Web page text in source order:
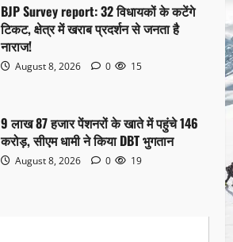
BJP Survey report: 32 विधायकों के कटेंगे
टिकट, क्षेत्र में खराब प्रदर्शन से जनता है
नाराज!
August 8, 2026 0 15
9 लाख 87 हजार पेंशनरों के खाते में पहुंचे 146
करोड़, सीएम धामी ने किया DBT भुगतान
August 8, 2026 0 19